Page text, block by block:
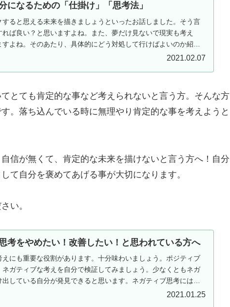
になるための「仕掛け」「思考法」
すると思える未来を描きましょうといったお話しました。そう言
れば良い？と思いますよね。また、夢だけ見ないで現実も考え
よね。そのあたり、具体的にどう対処して行けばよいのか紹介
2021.02.07
とても肯定的な事など考えられないと言う方。そんな方
。落ち込んでいる時に無理やり肯定的な事を考えようと
信が無くて、肯定的な未来を描けないと言う方へ！自分
て自分を褒めてあげる事が大切になります。
い。
考をやめたい！改善したい！と思われている方へ
えにも重要な役割があります。十分味わいましょう。ポジティブ
ネガティブな考えを自分で検証してみましょう。少なくともネガ
出している自分が発見できると思います。ネガティブ思考にはど
2021.01.25